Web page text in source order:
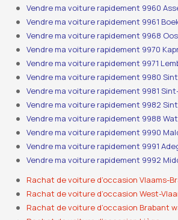
Vendre ma voiture rapidement 9960
Vendre ma voiture rapidement 9961
Vendre ma voiture rapidement 9968
Vendre ma voiture rapidement 9970
Vendre ma voiture rapidement 9971
Vendre ma voiture rapidement 9980
Vendre ma voiture rapidement 9981
Vendre ma voiture rapidement 9982
Vendre ma voiture rapidement 9988
Vendre ma voiture rapidement 9990
Vendre ma voiture rapidement 9991
Vendre ma voiture rapidement 9992
Rachat de voiture d’occasion Vlaams-
Rachat de voiture d’occasion West-
Rachat de voiture d’occasion Brabant